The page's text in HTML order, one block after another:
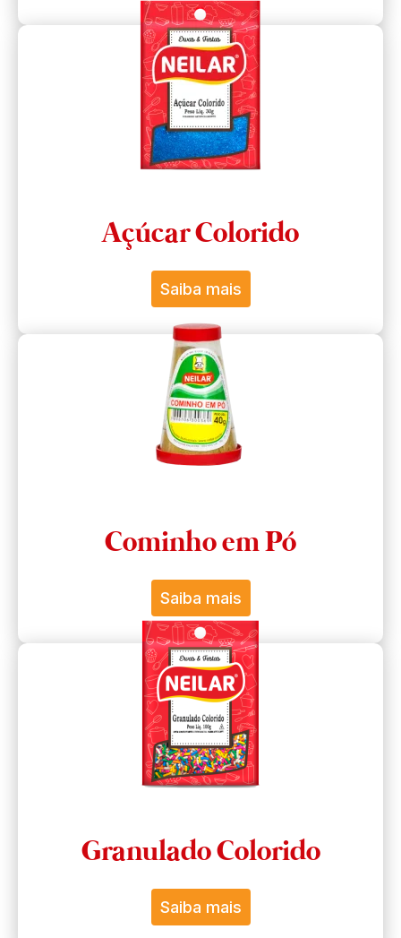
Açúcar Colorido
Saiba mais
Cominho em Pó
Saiba mais
Granulado Colorido
Saiba mais